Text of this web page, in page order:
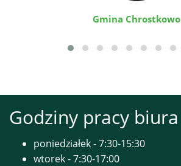
Gmina Chrostkowo
Godziny pracy biura
poniedziałek - 7:30-15:30
wtorek - 7:30-17:00